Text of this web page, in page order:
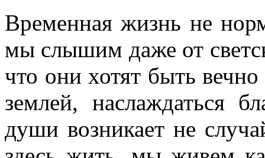
Временная жизнь не
мы слышим даже от
что они хотят быть
землей, наслаждаться
души возникает не